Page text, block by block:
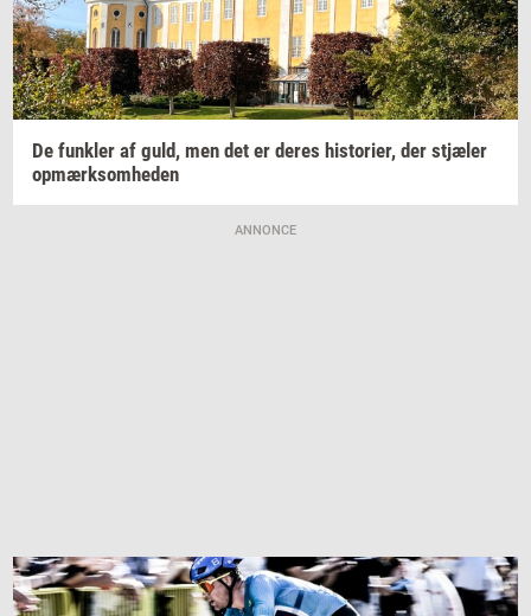
De funk­ler af guld, men det er deres hi­sto­ri­er, der stjæ­ler
op­mærk­som­he­den
ANNONCE